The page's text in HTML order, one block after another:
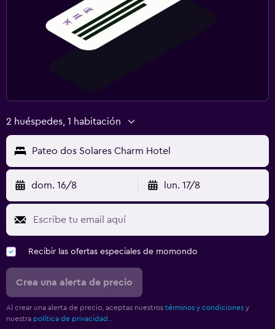
2 huéspedes, 1 habitación
Pateo dos Solares Charm Hotel
dom. 16/8 lun. 17/8
Recibir las ofertas especiales de momondo
Crea una alerta de precio
Al crear una alerta de precio, aceptas nuestros términos y condiciones y
nuestra política de privacidad.